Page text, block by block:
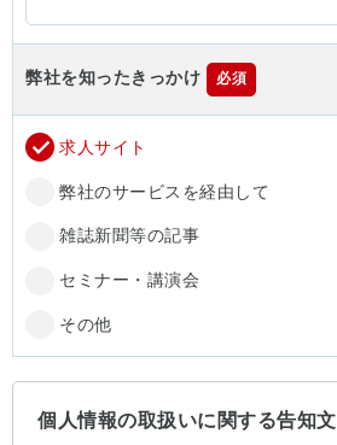
弊社を知ったきっかけ 必須
求人サイト
弊社のサービスを経由して
雑誌新聞等の記事
セミナー・講演会
その他
個人情報の取扱いに関する告知文